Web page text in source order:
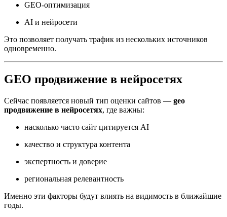
GEO-оптимизация
AI и нейросети
Это позволяет получать трафик из нескольких источников
одновременно.
GEO продвижение в нейросетях
Сейчас появляется новый тип оценки сайтов — geo
продвижение в нейросетях, где важны:
насколько часто сайт цитируется AI
качество и структура контента
экспертность и доверие
региональная релевантность
Именно эти факторы будут влиять на видимость в ближайшие
годы.